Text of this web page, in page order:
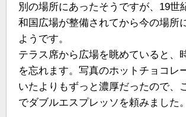
別の場所にあったそうですが、19世
和国広場が整備されてから今の場所
ようです。
テラス席から広場を眺めていると、
を忘れます。写真のホットチョコレ
いたよりもずっと濃厚だったので、
でダブルエスプレッソを頼みました。